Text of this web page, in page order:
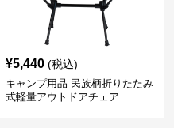
¥5,440 (税込)
キャンプ用品 民族柄折りたたみ
式軽量アウトドアチェア